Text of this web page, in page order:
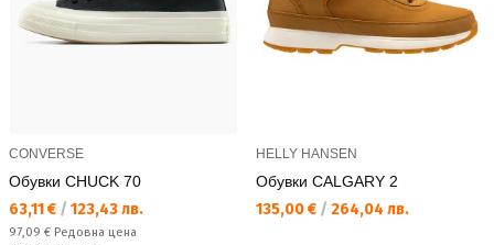
CONVERSE
Обувки CHUCK 70
Текуща цена:
63,11 € / 123,43 лв.
Редовна цена:
97,09 € Редовна цена
HELLY HANSEN
Обувки CALGARY 2
Текуща цена:
135,00 € / 264,04 лв.